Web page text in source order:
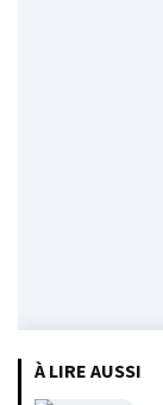
À LIRE AUSSI